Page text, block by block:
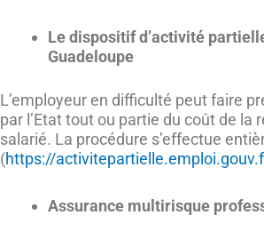
Le dispositif d’activité
Guadeloupe
L’employeur en difficulté peut faire
par l’Etat tout ou partie du coût de la
salarié. La procédure s’effectue
(https://
Assurance multirisque